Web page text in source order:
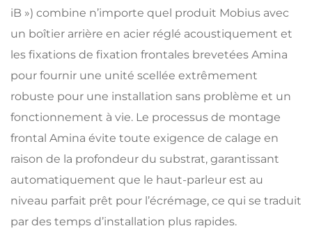
iB ») combine n’importe quel produit Mobius avec
un boîtier arrière en acier réglé acoustiquement et
les fixations de fixation frontales brevetées Amina
pour fournir une unité scellée extrêmement
robuste pour une installation sans problème et un
fonctionnement à vie. Le processus de montage
frontal Amina évite toute exigence de calage en
raison de la profondeur du substrat, garantissant
automatiquement que le haut-parleur est au
niveau parfait prêt pour l’écrémage, ce qui se traduit
par des temps d’installation plus rapides.